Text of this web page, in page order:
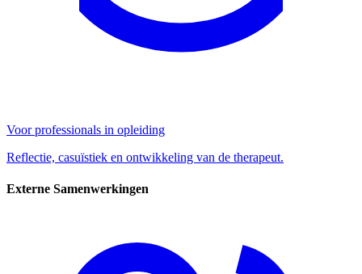
Voor professionals in opleiding
Reflectie, casuïstiek en ontwikkeling van de therapeut.
Externe Samenwerkingen